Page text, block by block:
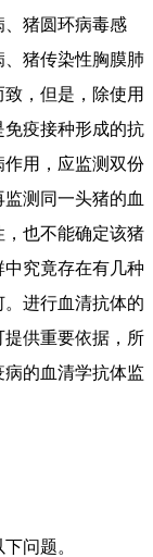
猪圆环病毒感
猪传染性胸膜肺
，但是，除使用
疫接种形成的抗
用，应监测双份
测同一头猪的血
也不能确定该猪
究竟存在有几种
进行血清抗体的
供重要依据，所
的血清学抗体监
问题。